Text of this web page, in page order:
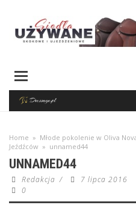
Home » Młode pokolenie w Oliva
Jeźdźców » unnamed44
UNNAMED44
Redakcja /
7 lipca 2016
0